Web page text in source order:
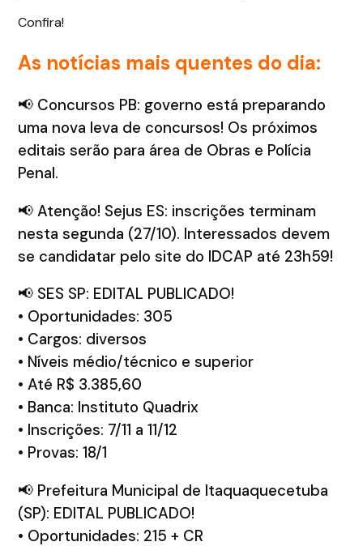
Confira!
As notícias mais quentes do dia:
📢 Concursos PB: governo está preparando
uma nova leva de concursos! Os próximos
editais serão para área de Obras e Polícia
Penal.
📢 Atenção! Sejus ES: inscrições terminam
nesta segunda (27/10). Interessados devem
se candidatar pelo site do IDCAP até 23h59!
📢 SES SP: EDITAL PUBLICADO!
• Oportunidades: 305
• Cargos: diversos
• Níveis médio/técnico e superior
• Até R$ 3.385,60
• Banca: Instituto Quadrix
• Inscrições: 7/11 a 11/12
• Provas: 18/1
📢 Prefeitura Municipal de Itaquaquecetuba
(SP): EDITAL PUBLICADO!
• Oportunidades: 215 + CR